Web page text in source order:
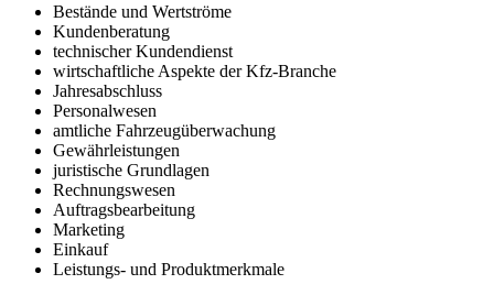
Bestände und Wertströme
Kundenberatung
technischer Kundendienst
wirtschaftliche Aspekte der Kfz-Branche
Jahresabschluss
Personalwesen
amtliche Fahrzeugüberwachung
Gewährleistungen
juristische Grundlagen
Rechnungswesen
Auftragsbearbeitung
Marketing
Einkauf
Leistungs- und Produktmerkmale